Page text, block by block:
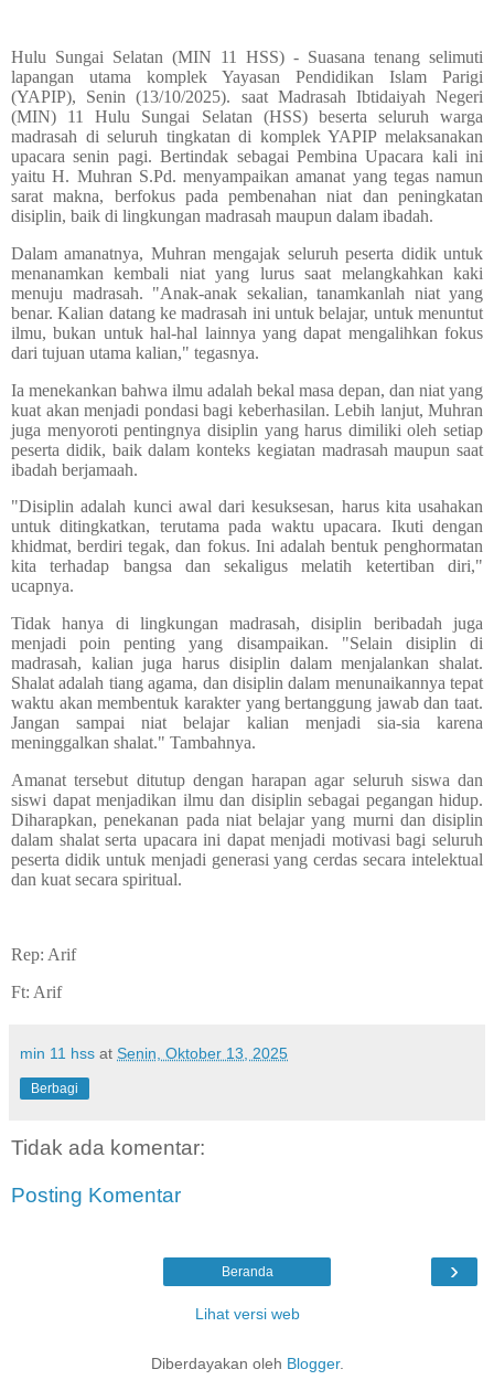
Hulu Sungai Selatan (MIN 11 HSS) - Suasana tenang selimuti
lapangan utama komplek Yayasan Pendidikan Islam Parigi
(YAPIP), Senin (13/10/2025). saat Madrasah Ibtidaiyah Negeri
(MIN) 11 Hulu Sungai Selatan (HSS) beserta seluruh warga
madrasah di seluruh tingkatan di komplek YAPIP melaksanakan
upacara senin pagi. Bertindak sebagai Pembina Upacara kali ini
yaitu H. Muhran S.Pd. menyampaikan amanat yang tegas namun
sarat makna, berfokus pada pembenahan niat dan peningkatan
disiplin, baik di lingkungan madrasah maupun dalam ibadah.
Dalam amanatnya, Muhran mengajak seluruh peserta didik untuk
menanamkan kembali niat yang lurus saat melangkahkan kaki
menuju madrasah. "Anak-anak sekalian, tanamkanlah niat yang
benar. Kalian datang ke madrasah ini untuk belajar, untuk menuntut
ilmu, bukan untuk hal-hal lainnya yang dapat mengalihkan fokus
dari tujuan utama kalian," tegasnya.
Ia menekankan bahwa ilmu adalah bekal masa depan, dan niat yang
kuat akan menjadi pondasi bagi keberhasilan. Lebih lanjut, Muhran
juga menyoroti pentingnya disiplin yang harus dimiliki oleh setiap
peserta didik, baik dalam konteks kegiatan madrasah maupun saat
ibadah berjamaah.
"Disiplin adalah kunci awal dari kesuksesan, harus kita usahakan
untuk ditingkatkan, terutama pada waktu upacara. Ikuti dengan
khidmat, berdiri tegak, dan fokus. Ini adalah bentuk penghormatan
kita terhadap bangsa dan sekaligus melatih ketertiban diri,"
ucapnya.
Tidak hanya di lingkungan madrasah, disiplin beribadah juga
menjadi poin penting yang disampaikan. "Selain disiplin di
madrasah, kalian juga harus disiplin dalam menjalankan shalat.
Shalat adalah tiang agama, dan disiplin dalam menunaikannya tepat
waktu akan membentuk karakter yang bertanggung jawab dan taat.
Jangan sampai niat belajar kalian menjadi sia-sia karena
meninggalkan shalat." Tambahnya.
Amanat tersebut ditutup dengan harapan agar seluruh siswa dan
siswi dapat menjadikan ilmu dan disiplin sebagai pegangan hidup.
Diharapkan, penekanan pada niat belajar yang murni dan disiplin
dalam shalat serta upacara ini dapat menjadi motivasi bagi seluruh
peserta didik untuk menjadi generasi yang cerdas secara intelektual
dan kuat secara spiritual.
Rep: Arif
Ft: Arif
min 11 hss at Senin, Oktober 13, 2025
Berbagi
Tidak ada komentar:
Posting Komentar
›
Beranda
Lihat versi web
Diberdayakan oleh Blogger.